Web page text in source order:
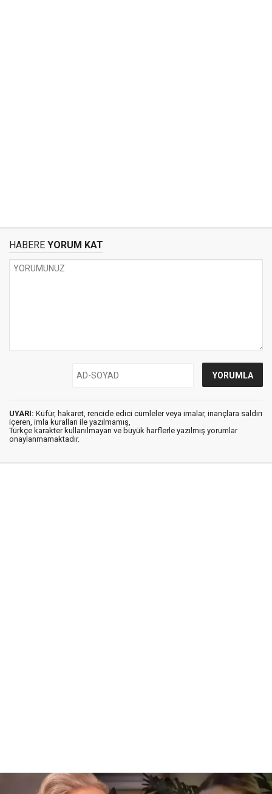
HABERE YORUM KAT
UYARI: Küfür, hakaret, rencide edici cümleler veya imalar, inançlara saldırı
içeren, imla kuralları ile yazılmamış,
Türkçe karakter kullanılmayan ve büyük harflerle yazılmış yorumlar
onaylanmamaktadır.